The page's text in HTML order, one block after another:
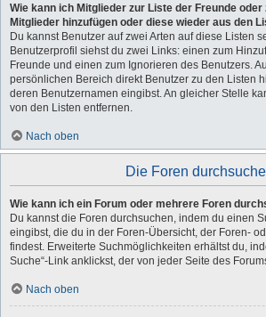
Wie kann ich Mitglieder zur Liste der Freunde
Mitglieder hinzufügen oder diese wieder aus den
Du kannst Benutzer auf zwei Arten auf diese Listen
Benutzerprofil siehst du zwei Links: einen zum
Freunde und einen zum Ignorieren des Benutzers.
persönlichen Bereich direkt Benutzer zu den Listen
deren Benutzernamen eingibst. An gleicher Stelle
von den Listen entfernen.
Nach oben
Die Foren
Wie kann ich ein Forum oder mehrere Foren
Du kannst die Foren durchsuchen, indem du einen
eingibst, die du in der Foren-Übersicht, der Foren-
findest. Erweiterte Suchmöglichkeiten erhältst du,
Suche“-Link anklickst, der von jeder Seite des
Nach oben